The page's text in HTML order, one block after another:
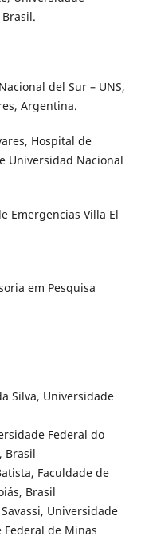
Brasil.
del Sur – UNS,
Argentina.
Hospital de
Universidad Nacional
Emergencias Villa El
em Pesquisa
Silva, Universidade
Federal do
Brasil
Faculdade de
Brasil
Universidade
Federal de Minas